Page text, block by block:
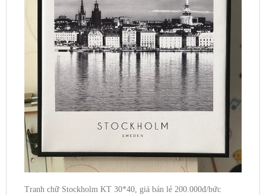
Tranh chữ Stockholm KT 30*40, giá bán lẻ 200.000đ/bức